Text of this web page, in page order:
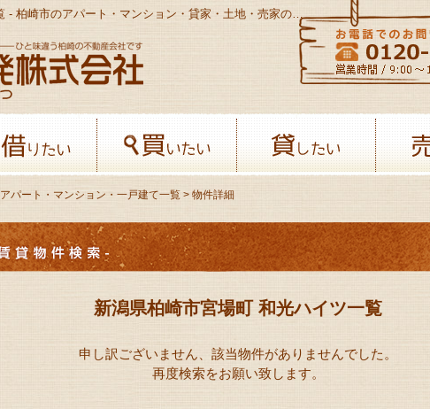
新潟県柏崎市宮場町 和光ハイツ一覧 - 柏崎市のアパート・マンション・貸家・土地・売家の不動産情報サイト
八幡開発株式会社-柏﨑の不動産会社
借りたい 買いたい 貸したい
アパート・マンション・一戸建て一覧 > 物件詳細
新潟県柏崎市宮場町 和光ハイツ一覧
申し訳ございません、該当物件がありませんでした。
再度検索をお願い致します。